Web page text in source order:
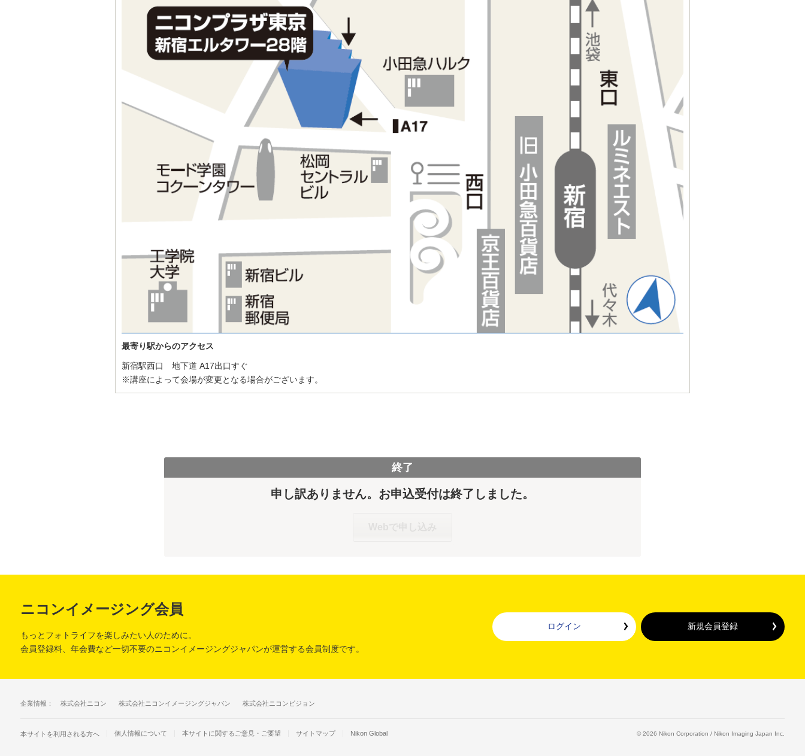
最寄り駅からのアクセス
新宿駅西口 地下道 A17出口すぐ
※講座によって会場が変更となる場合がございます。
終了
申し訳ありません。お申込受付は終了しました。
ニコンイメージング会員
もっとフォトライフを楽しみたい人のために。
会員登録料、年会費など一切不要のニコンイメージングジャパンが運営する会員制度です。
ログイン 新規会員登録
企業情報： 株式会社ニコン 株式会社ニコンイメージングジャパン 株式会社ニコンビジョン
本サイトを利用される方へ 個人情報について 本サイトに関するご意見・ご要望 サイトマップ Nikon Global ©2026 Nikon Corporation / Nikon Imaging Japan Inc.